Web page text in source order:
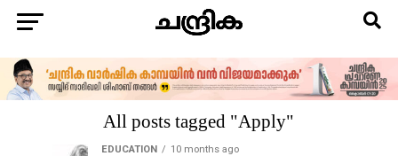
All posts tagged "Apply"
EDUCATION 10 months ago